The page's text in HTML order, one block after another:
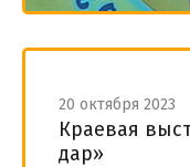
20 октября 2023
Краевая
дар»